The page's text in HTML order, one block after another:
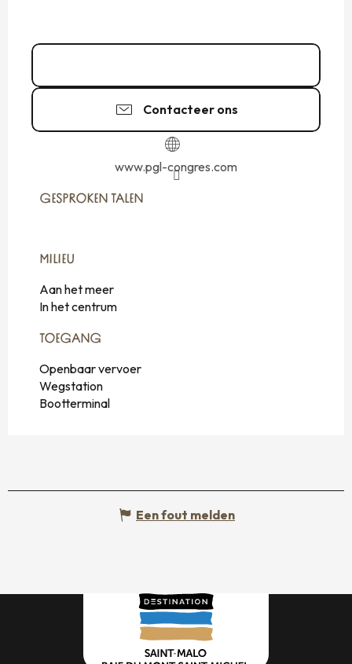
Contacteer ons
www.pgl-congres.com
GESPROKEN TALEN
GESPROKEN TALEN
MILIEU
MILIEU
Aan het meer
In het centrum
TOEGANG
TOEGANG
Openbaar vervoer
Wegstation
Bootterminal
Een fout melden